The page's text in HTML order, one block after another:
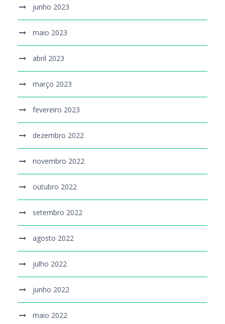
junho 2023
maio 2023
abril 2023
março 2023
fevereiro 2023
dezembro 2022
novembro 2022
outubro 2022
setembro 2022
agosto 2022
julho 2022
junho 2022
maio 2022